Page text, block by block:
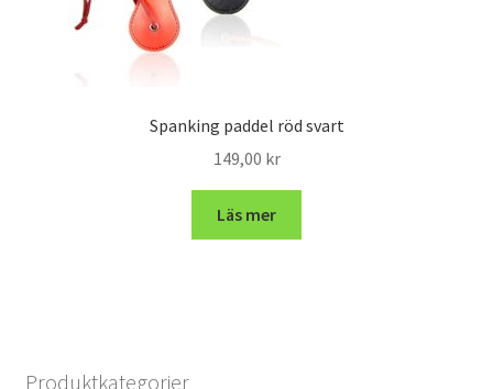
Spanking paddel röd svart
149,00 kr
Läs mer
Produktkategorier